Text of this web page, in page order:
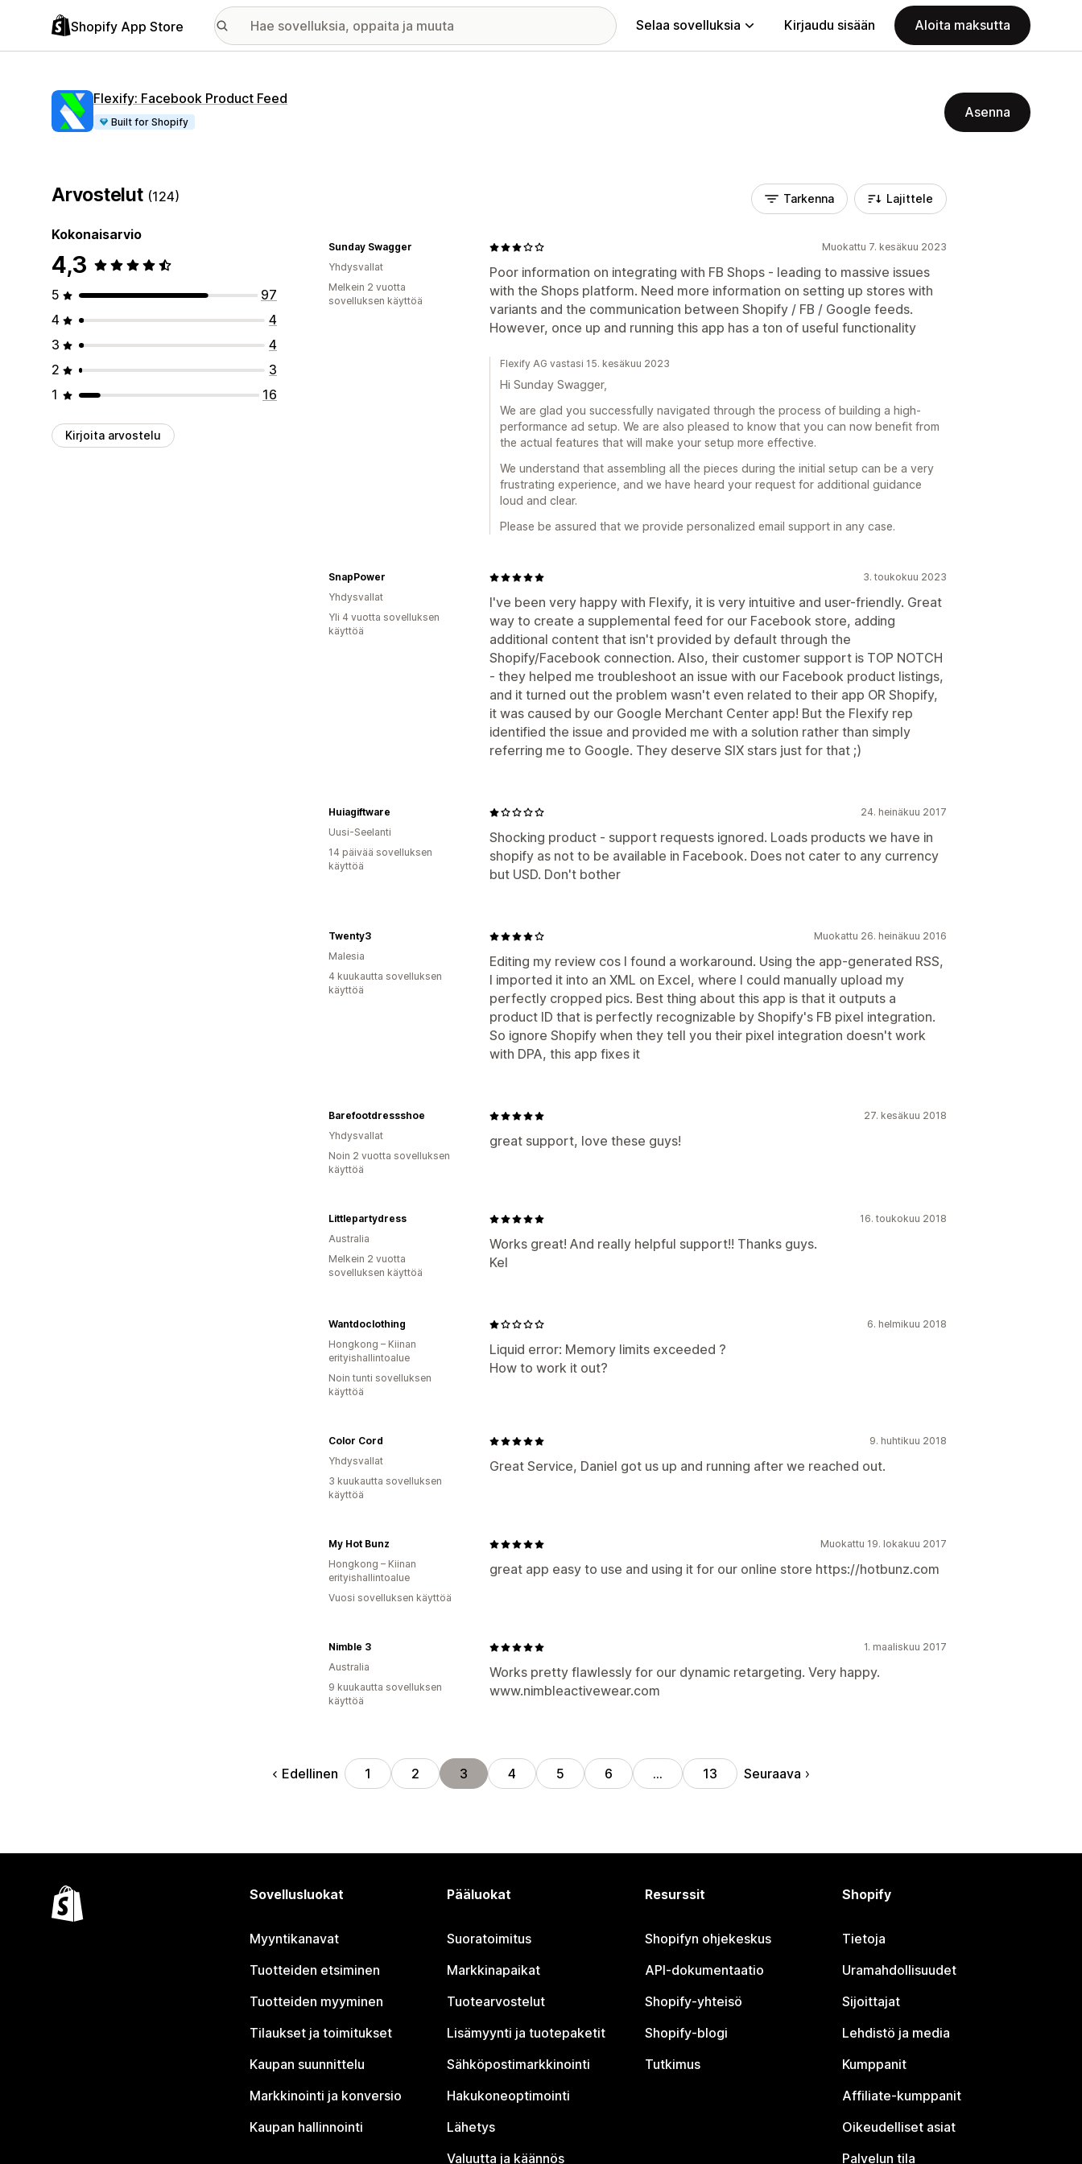
Shopify App Store Selaa sovelluksia Kirjaudu sisään Aloita maksutta
Flexify: Facebook Product Feed
Built for Shopify
Asenna
Arvostelut (124)
Kokonaisarvio
4,3
5
97
4
4
3
4
2
3
1
16
Kirjoita arvostelu
Tarkenna Lajittele
Muokattu 7. kesäkuu 2023
Poor information on integrating with FB Shops - leading to massive issues
with the Shops platform. Need more information on setting up stores with
variants and the communication between Shopify / FB / Google feeds.
However, once up and running this app has a ton of useful functionality
Sunday Swagger
Yhdysvallat
Melkein 2 vuotta
sovelluksen käyttöä
Flexify AG vastasi 15. kesäkuu 2023
Hi Sunday Swagger,
We are glad you successfully navigated through the process of building a high-
performance ad setup. We are also pleased to know that you can now benefit from
the actual features that will make your setup more effective.
We understand that assembling all the pieces during the initial setup can be a very
frustrating experience, and we have heard your request for additional guidance
loud and clear.
Please be assured that we provide personalized email support in any case.
3. toukokuu 2023
I've been very happy with Flexify, it is very intuitive and user-friendly. Great
way to create a supplemental feed for our Facebook store, adding
additional content that isn't provided by default through the
Shopify/Facebook connection. Also, their customer support is TOP NOTCH
- they helped me troubleshoot an issue with our Facebook product listings,
and it turned out the problem wasn't even related to their app OR Shopify,
it was caused by our Google Merchant Center app! But the Flexify rep
identified the issue and provided me with a solution rather than simply
referring me to Google. They deserve SIX stars just for that ;)
SnapPower
Yhdysvallat
Yli 4 vuotta sovelluksen
käyttöä
24. heinäkuu 2017
Shocking product - support requests ignored. Loads products we have in
shopify as not to be available in Facebook. Does not cater to any currency
but USD. Don't bother
Huiagiftware
Uusi-Seelanti
14 päivää sovelluksen
käyttöä
Muokattu 26. heinäkuu 2016
Editing my review cos I found a workaround. Using the app-generated RSS,
I imported it into an XML on Excel, where I could manually upload my
perfectly cropped pics. Best thing about this app is that it outputs a
product ID that is perfectly recognizable by Shopify's FB pixel integration.
So ignore Shopify when they tell you their pixel integration doesn't work
with DPA, this app fixes it
Twenty3
Malesia
4 kuukautta sovelluksen
käyttöä
27. kesäkuu 2018
great support, love these guys!
Barefootdressshoe
Yhdysvallat
Noin 2 vuotta sovelluksen
käyttöä
16. toukokuu 2018
Works great! And really helpful support!! Thanks guys.
Kel
Littlepartydress
Australia
Melkein 2 vuotta
sovelluksen käyttöä
6. helmikuu 2018
Liquid error: Memory limits exceeded ?
How to work it out?
Wantdoclothing
Hongkong – Kiinan
erityishallintoalue
Noin tunti sovelluksen
käyttöä
9. huhtikuu 2018
Great Service, Daniel got us up and running after we reached out.
Color Cord
Yhdysvallat
3 kuukautta sovelluksen
käyttöä
Muokattu 19. lokakuu 2017
great app easy to use and using it for our online store https://hotbunz.com
My Hot Bunz
Hongkong – Kiinan
erityishallintoalue
Vuosi sovelluksen käyttöä
1. maaliskuu 2017
Works pretty flawlessly for our dynamic retargeting. Very happy.
www.nimbleactivewear.com
Nimble 3
Australia
9 kuukautta sovelluksen
käyttöä
Edellinen 1 2 3 4 5 6 … 13 Seuraava
Sovellusluokat
Myyntikanavat
Tuotteiden etsiminen
Tuotteiden myyminen
Tilaukset ja toimitukset
Kaupan suunnittelu
Markkinointi ja konversio
Kaupan hallinnointi
Pääluokat
Suoratoimitus
Markkinapaikat
Tuotearvostelut
Lisämyynti ja tuotepaketit
Sähköpostimarkkinointi
Hakukoneoptimointi
Lähetys
Valuutta ja käännös
Resurssit
Shopifyn ohjekeskus
API-dokumentaatio
Shopify-yhteisö
Shopify-blogi
Tutkimus
Shopify
Tietoja
Uramahdollisuudet
Sijoittajat
Lehdistö ja media
Kumppanit
Affiliate-kumppanit
Oikeudelliset asiat
Palvelun tila